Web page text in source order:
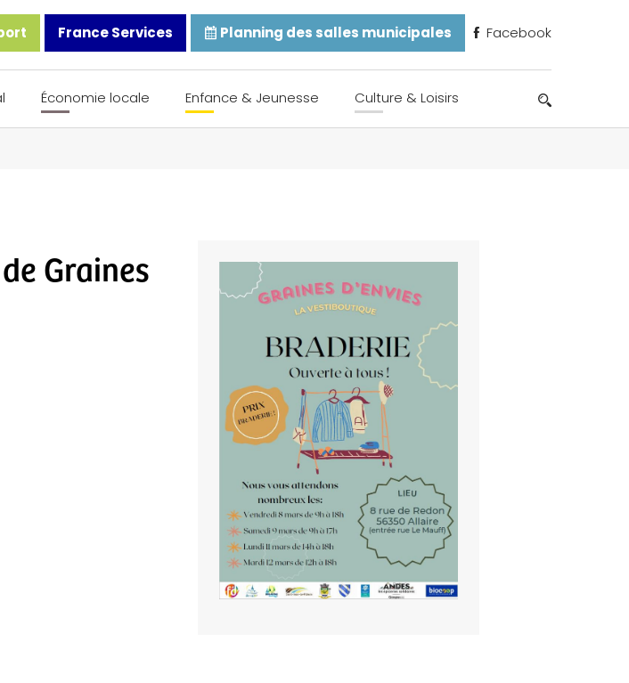
France Services Planning des salles municipales Facebook
Économie locale Enfance & Jeunesse Culture & Loisirs
Graines